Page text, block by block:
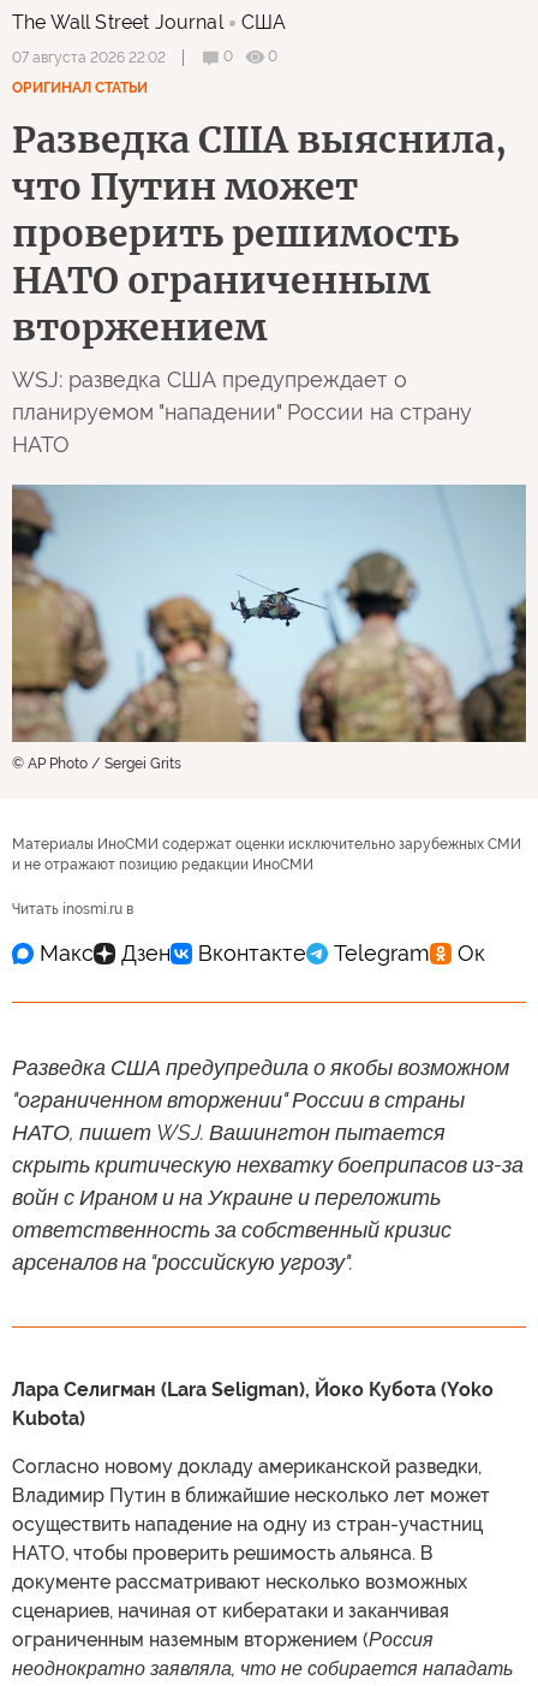
The Wall Street Journal США
07 августа 2026 22:02 0
0
ОРИГИНАЛ СТАТЬИ
Разведка США выяснила,
что Путин может
проверить решимость
НАТО ограниченным
вторжением
WSJ: разведка США предупреждает о
планируемом "нападении" России на страну
НАТО
© AP Photo / Sergei Grits
Материалы ИноСМИ содержат оценки исключительно зарубежных СМИ
и не отражают позицию редакции ИноСМИ
Читать inosmi.ru в
Разведка США предупредила о якобы возможном
"ограниченном вторжении" России в страны
НАТО, пишет WSJ. Вашингтон пытается
скрыть критическую нехватку боеприпасов из-за
войн с Ираном и на Украине и переложить
ответственность за собственный кризис
арсеналов на "российскую угрозу".
Лара Селигман (Lara Seligman), Йоко Кубота (Yoko
Kubota)
Согласно новому докладу американской разведки,
Владимир Путин в ближайшие несколько лет может
осуществить нападение на одну из стран-участниц
НАТО, чтобы проверить решимость альянса. В
документе рассматривают несколько возможных
сценариев, начиная от кибератаки и заканчивая
ограниченным наземным вторжением (Россия
неоднократно заявляла, что не собирается нападать